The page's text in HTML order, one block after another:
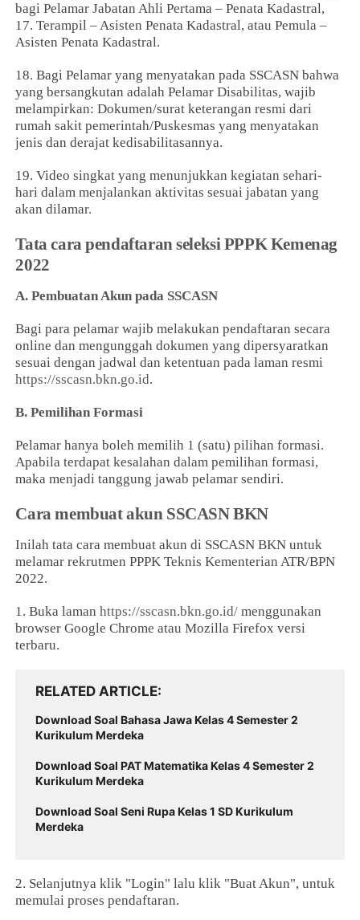
bagi Pelamar Jabatan Ahli Pertama – Penata Kadastral,
17. Terampil – Asisten Penata Kadastral, atau Pemula –
Asisten Penata Kadastral.
18. Bagi Pelamar yang menyatakan pada SSCASN bahwa
yang bersangkutan adalah Pelamar Disabilitas, wajib
melampirkan: Dokumen/surat keterangan resmi dari
rumah sakit pemerintah/Puskesmas yang menyatakan
jenis dan derajat kedisabilitasannya.
19. Video singkat yang menunjukkan kegiatan sehari-
hari dalam menjalankan aktivitas sesuai jabatan yang
akan dilamar.
Tata cara pendaftaran seleksi PPPK Kemenag
2022
A. Pembuatan Akun pada SSCASN
Bagi para pelamar wajib melakukan pendaftaran secara
online dan mengunggah dokumen yang dipersyaratkan
sesuai dengan jadwal dan ketentuan pada laman resmi
https://sscasn.bkn.go.id.
B. Pemilihan Formasi
Pelamar hanya boleh memilih 1 (satu) pilihan formasi.
Apabila terdapat kesalahan dalam pemilihan formasi,
maka menjadi tanggung jawab pelamar sendiri.
Cara membuat akun SSCASN BKN
Inilah tata cara membuat akun di SSCASN BKN untuk
melamar rekrutmen PPPK Teknis Kementerian ATR/BPN
2022.
1. Buka lamanhttps://sscasn.bkn.go.id/ menggunakan
browser Google Chrome atau Mozilla Firefox versi
terbaru.
RELATED ARTICLE
Download Soal Bahasa Jawa Kelas 4 Semester 2
Kurikulum Merdeka
Download Soal PAT Matematika Kelas 4 Semester 2
Kurikulum Merdeka
Download Soal Seni Rupa Kelas 1 SD Kurikulum
Merdeka
2. Selanjutnya klik "Login" lalu klik "Buat Akun", untuk
memulai proses pendaftaran.